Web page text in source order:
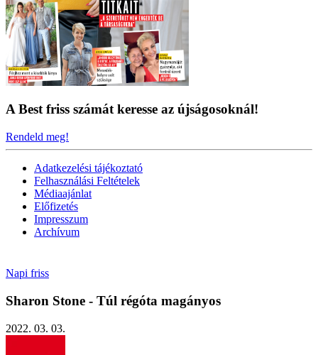
A Best friss számát keresse az újságosoknál!
Rendeld meg!
Adatkezelési tájékoztató
Felhasználási Feltételek
Médiaajánlat
Előfizetés
Impresszum
Archívum
Napi friss
Sharon Stone - Túl régóta magányos
2022. 03. 03.